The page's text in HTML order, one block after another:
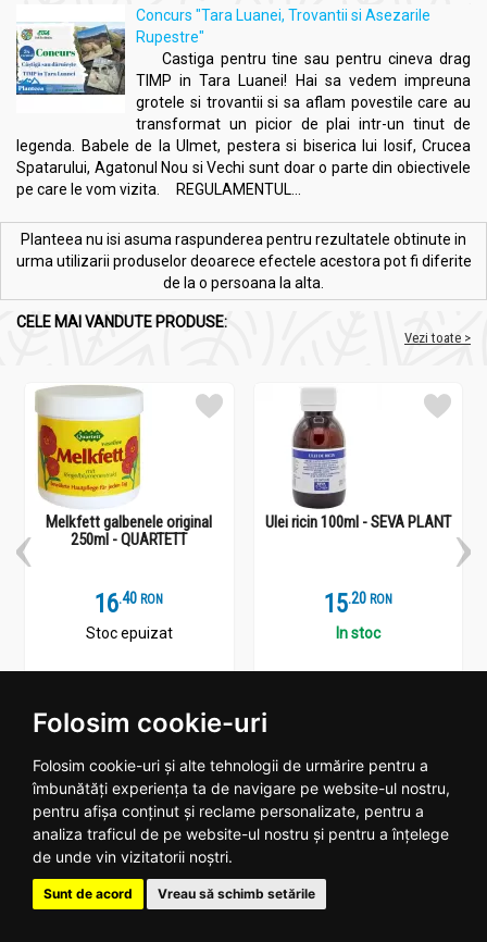
Folosim cookie-uri
Folosim cookie-uri și alte tehnologii de urmărire pentru a
îmbunătăți experiența ta de navigare pe website-ul nostru,
pentru afișa conținut și reclame personalizate, pentru a
analiza traficul de pe website-ul nostru și pentru a înțelege
de unde vin vizitatorii noștri.
Sunt de acord Vreau să schimb setările
Concurs "Tara Luanei, Trovantii si Asezarile
Rupestre"
Castiga pentru tine sau pentru cineva drag
TIMP in Tara Luanei! Hai sa vedem impreuna
grotele si trovantii si sa aflam povestile care au
transformat un picior de plai intr-un tinut de
legenda. Babele de la Ulmet, pestera si biserica lui Iosif, Crucea
Spatarului, Agatonul Nou si Vechi sunt doar o parte din obiectivele
pe care le vom vizita. REGULAMENTUL...
Planteea nu isi asuma raspunderea pentru rezultatele obtinute in
urma utilizarii produselor deoarece efectele acestora pot fi diferite
de la o persoana la alta.
CELE MAI VANDUTE PRODUSE:
Vezi toate >
Melkfett galbenele original
250ml - QUARTETT
16.4 RON
Stoc epuizat
Ulei ricin 100ml - SEVA PLANT
15.2 RON
In stoc
Plantoteca ta online
Date contact